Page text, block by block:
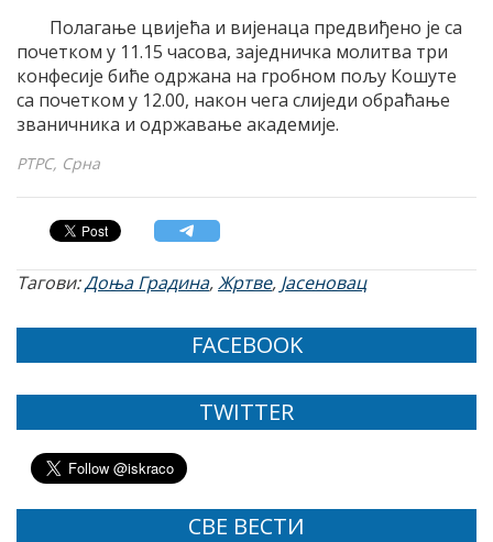
Полагање цвијећа и вијенаца предвиђено је са
почетком у 11.15 часова, заједничка молитва три
конфесије биће одржана на гробном пољу Кошуте
са почетком у 12.00, након чега слиједи обраћање
званичника и одржавање академије.
РТРС, Срна
Тагови:Доња Градина,Жртве, Јасеновац
FACEBOOK
TWITTER
СВЕ ВЕСТИ